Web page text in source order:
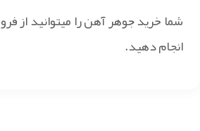
شما خرید جوهر آهن را میتوانید
انجام دهید.